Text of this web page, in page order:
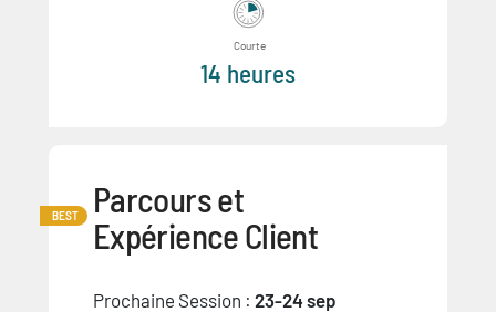
Courte
14 heures
BEST
Parcours et
Expérience Client
Prochaine Session : 23-24 sep